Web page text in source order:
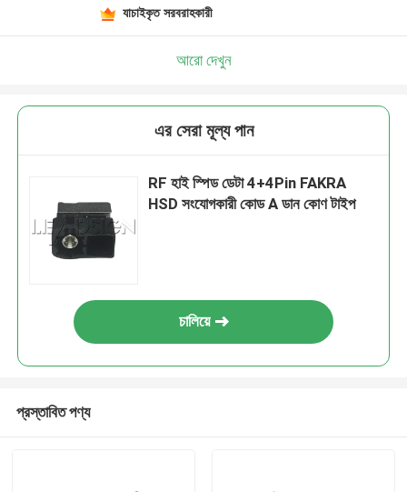
যাচাইকৃত সরবরাহকারী
আরো দেখুন
এর সেরা মূল্য পান
RF হাই স্পিড ডেটা 4+4Pin FAKRA
HSD সংযোগকারী কোড A ডান কোণ টাইপ
চালিয়ে
প্রস্তাবিত পণ্য